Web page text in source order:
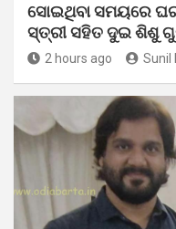
ସୋଇଥିବା ସମୟରେ
ସ୍ତ୍ରୀ ସହିତ ଦୁଇ ଶିଶୁ
2 hours ago Sunil